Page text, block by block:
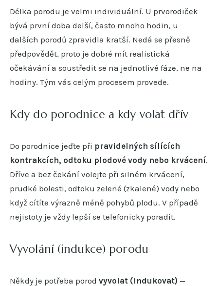
Délka porodu je velmi individuální. U prvorodiček
bývá první doba delší, často mnoho hodin, u
dalších porodů zpravidla kratší. Nedá se přesně
předpovědět, proto je dobré mít realistická
očekávání a soustředit se na jednotlivé fáze, ne na
hodiny. Tým vás celým procesem provede.
Kdy do porodnice a kdy volat dřív
Do porodnice jeďte při pravidelných sílících
kontrakcích, odtoku plodové vody nebo krvácení.
Dříve a bez čekání volejte při silném krvácení,
prudké bolesti, odtoku zelené (zkalené) vody nebo
když cítíte výrazně méně pohybů plodu. V případě
nejistoty je vždy lepší se telefonicky poradit.
Vyvolání (indukce) porodu
Někdy je potřeba porod vyvolat (indukovat) —